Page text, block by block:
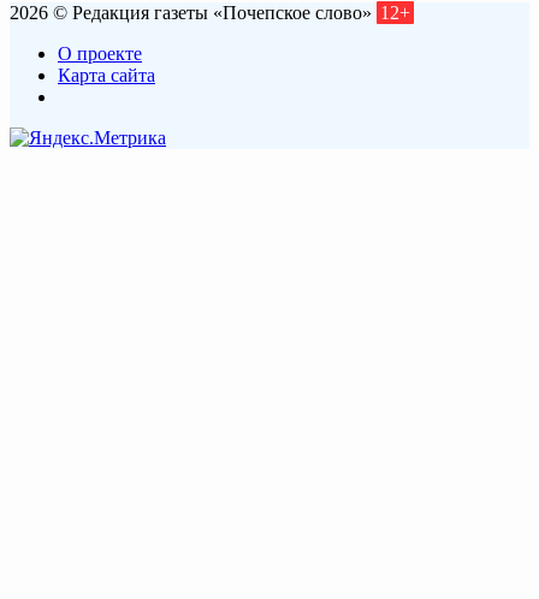
2026 © Редакция газеты «Почепское слово» 12+
О проекте
Карта сайта